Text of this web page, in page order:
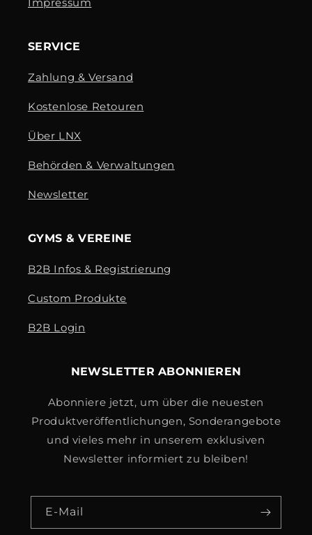
SERVICE
Zahlung & Versand
Kostenlose Retouren
Über LNX
Behörden & Verwaltungen
Newsletter
GYMS & VEREINE
B2B Infos & Registrierung
Custom Produkte
B2B Login
NEWSLETTER ABONNIEREN
Abonniere jetzt, um über die neuesten
Produktveröffentlichungen, Sonderangebote
und vieles mehr in unserem exklusiven
Newsletter informiert zu bleiben!
E-Mail